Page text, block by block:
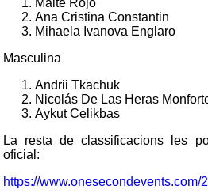
Maite Rojo
Ana Cristina Constantin
Mihaela Ivanova Englaro
Masculina
Andrii Tkachuk
Nicolás De Las Heras
Aykut Celikbas
La resta de classificacions les
oficial:
https://www.onesecondevents.com/